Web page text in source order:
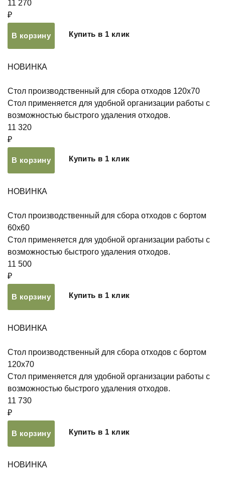
11 270
₽
В корзину Купить в 1 клик
НОВИНКА
Стол производственный для сбора отходов 120х70
Стол применяется для удобной организации работы с
возможностью быстрого удаления отходов.
11 320
₽
В корзину Купить в 1 клик
НОВИНКА
Стол производственный для сбора отходов с бортом
60х60
Стол применяется для удобной организации работы с
возможностью быстрого удаления отходов.
11 500
₽
В корзину Купить в 1 клик
НОВИНКА
Стол производственный для сбора отходов с бортом
120х70
Стол применяется для удобной организации работы с
возможностью быстрого удаления отходов.
11 730
₽
В корзину Купить в 1 клик
НОВИНКА